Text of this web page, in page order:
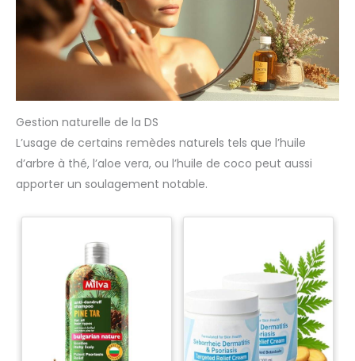
Gestion naturelle de la DS
L’usage de certains remèdes naturels tels que l’huile
d’arbre à thé, l’aloe vera, ou l’huile de coco peut aussi
apporter un soulagement notable.